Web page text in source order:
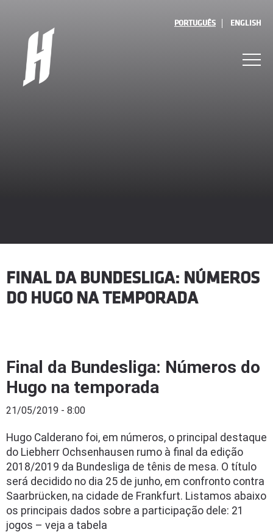
PORTUGUÊS ENGLISH
FINAL DA BUNDESLIGA: NÚMEROS
DO HUGO NA TEMPORADA
Final da Bundesliga: Números do
Hugo na temporada
21/05/2019 - 8:00
Hugo Calderano foi, em números, o principal destaque
do Liebherr Ochsenhausen rumo à final da edição
2018/2019 da Bundesliga de tênis de mesa. O título
será decidido no dia 25 de junho, em confronto contra
Saarbrücken, na cidade de Frankfurt. Listamos abaixo
os principais dados sobre a participação dele: 21
jogos – veja a tabela